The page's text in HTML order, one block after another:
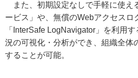
また、初期設定なしで手軽に使え
ービス」や、無償のWebアクセスロ
「InterSafe LogNavigator」を利用
況の可視化・分析ができ、組織全体
することが可能。